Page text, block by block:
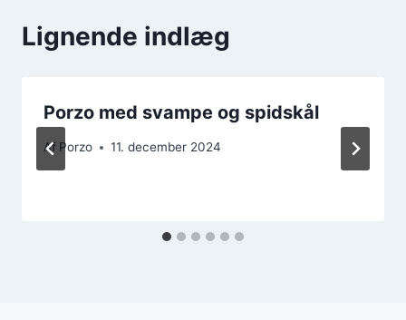
Lignende indlæg
Porzo med svampe og spidskål
Af Porzo 11. december 2024